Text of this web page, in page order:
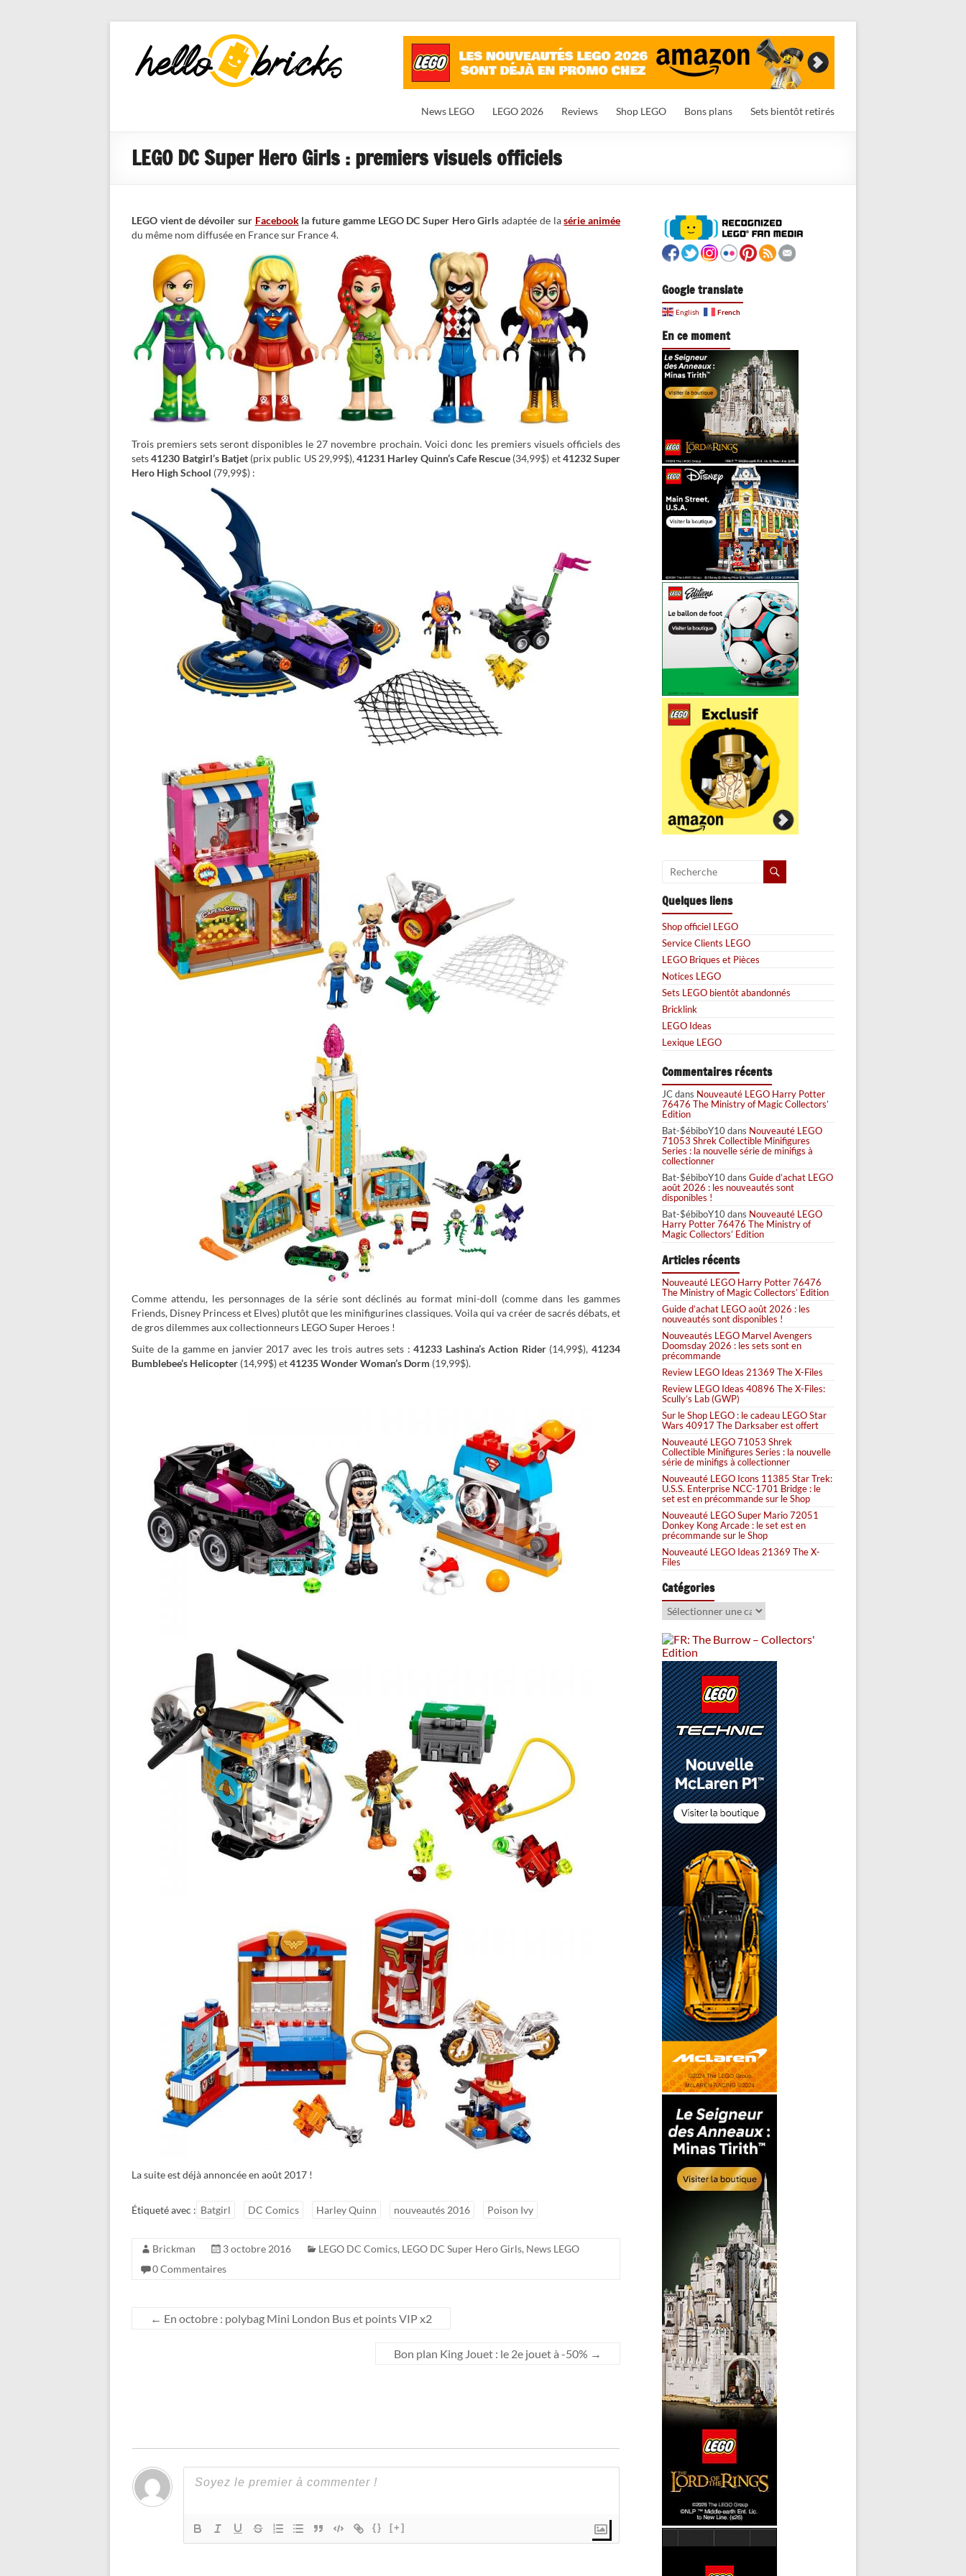
HelloBricks
Blog LEGO,
nouveaut�s
News LEGO LEGO 2026 Reviews Shop LEGO Bons plans Sets bientôt retirés
LEGO DC Super Hero Girls : premiers visuels officiels
LEGO vient de dévoiler sur Facebookla future gamme LEGO DC Super Hero Girls adaptée de lasérie animée
du même nom diffusée en France sur France 4.
Trois premiers sets seront disponibles le 27 novembre prochain. Voici donc les premiers visuels officiels des
sets41230 Batgirl’s Batjet(prix public US 29,99$),41231 Harley Quinn’s Cafe Rescue (34,99$) et41232 Super
Hero High School (79,99$) :
Comme attendu, les personnages de la série sont déclinés au format mini-doll (comme dans les gammes
Friends, Disney Princess et Elves) plutôt que les minifigurines classiques. Voila qui va créer de sacrés débats, et
de gros dilemmes aux collectionneurs LEGO Super Heroes !
Suite de la gamme en janvier 2017 avec les trois autres sets :41233 Lashina’s Action Rider (14,99$),41234
Bumblebee’s Helicopter (14,99$) et41235 Wonder Woman’s Dorm (19,99$).
La suite est déjà annoncée en août 2017 !
Étiqueté avec : Batgirl DC Comics Harley Quinn nouveautés 2016 Poison Ivy
Brickman 3 octobre 2016 LEGO DC Comics, LEGO DC Super Hero Girls, News LEGO
0 Commentaires
← En octobre : polybag Mini London Bus et points VIP x2
Bon plan King Jouet : le 2e jouet à -50% →
{} [+]
Google translate
English French
En ce moment
Quelques liens
Shop officiel LEGO
Service Clients LEGO
LEGO Briques et Pièces
Notices LEGO
Sets LEGO bientôt abandonnés
Bricklink
LEGO Ideas
Lexique LEGO
Commentaires récents
JCdans Nouveauté LEGO Harry Potter
76476 The Ministry of Magic Collectors’
Edition
Bat-$ébiboY10dans Nouveauté LEGO
71053 Shrek Collectible Minifigures
Series : la nouvelle série de minifigs à
collectionner
Bat-$ébiboY10dans Guide d’achat LEGO
août 2026 : les nouveautés sont
disponibles !
Bat-$ébiboY10dans Nouveauté LEGO
Harry Potter 76476 The Ministry of
Magic Collectors’ Edition
Articles récents
Nouveauté LEGO Harry Potter 76476
The Ministry of Magic Collectors’ Edition
Guide d’achat LEGO août 2026 : les
nouveautés sont disponibles !
Nouveautés LEGO Marvel Avengers
Doomsday 2026 : les sets sont en
précommande
Review LEGO Ideas 21369 The X-Files
Review LEGO Ideas 40896 The X-Files:
Scully’s Lab (GWP)
Sur le Shop LEGO : le cadeau LEGO Star
Wars 40917 The Darksaber est offert
Nouveauté LEGO 71053 Shrek
Collectible Minifigures Series : la nouvelle
série de minifigs à collectionner
Nouveauté LEGO Icons 11385 Star Trek:
U.S.S. Enterprise NCC-1701 Bridge : le
set est en précommande sur le Shop
Nouveauté LEGO Super Mario 72051
Donkey Kong Arcade : le set est en
précommande sur le Shop
Nouveauté LEGO Ideas 21369 The X-
Files
Catégories
Catégories